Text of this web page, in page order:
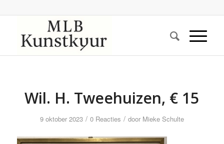
Wil. H. Tweehuizen, € 15
9 oktober 2023 / 0 Reacties / door Mieke Schulte